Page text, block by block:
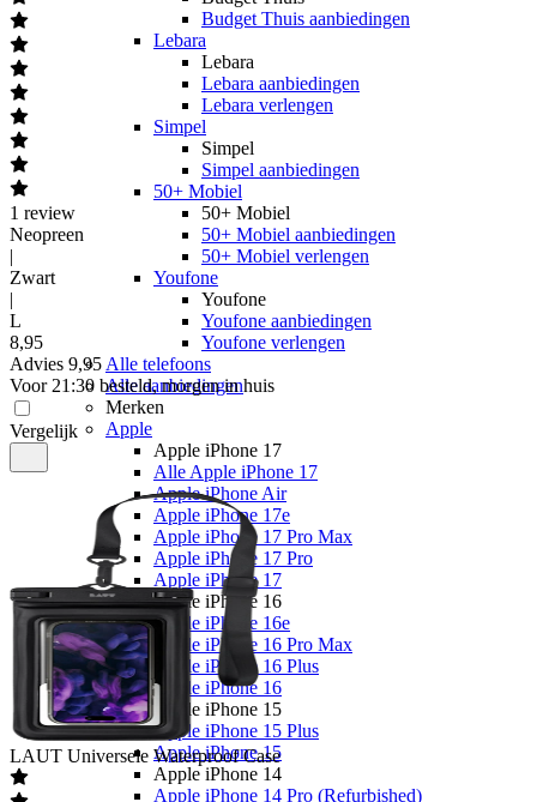
Budget Thuis aanbiedingen
Lebara
Lebara
Lebara aanbiedingen
Lebara verlengen
Simpel
Simpel
Simpel aanbiedingen
50+ Mobiel
50+ Mobiel
50+ Mobiel aanbiedingen
50+ Mobiel verlengen
Youfone
Youfone
Youfone aanbiedingen
Youfone verlengen
Alle telefoons
Alle aanbiedingen
Merken
Apple
Apple iPhone 17
Alle Apple iPhone 17
Apple iPhone Air
Apple iPhone 17e
Apple iPhone 17 Pro Max
Apple iPhone 17 Pro
Apple iPhone 17
Apple iPhone 16
Apple iPhone 16e
Apple iPhone 16 Pro Max
Apple iPhone 16 Plus
Apple iPhone 16
Apple iPhone 15
Apple iPhone 15 Plus
Apple iPhone 15
Apple iPhone 14
Apple iPhone 14 Pro (Refurbished)
1 review
Neopreen
|
Zwart
|
L
8,95
Advies 9,95
Voor 21:30 besteld, morgen in huis
Vergelijk
LAUT Universele Waterproof Case